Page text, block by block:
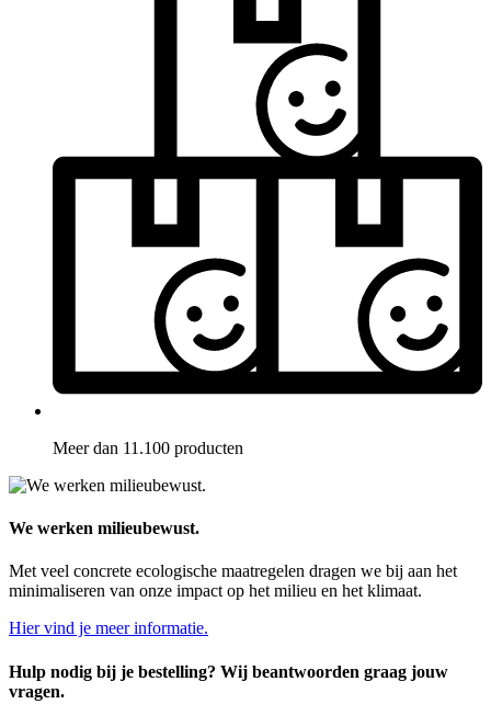
Meer dan 11.100 producten
We werken milieubewust.
Met veel concrete ecologische maatregelen dragen we bij aan het
minimaliseren van onze impact op het milieu en het klimaat.
Hier vind je meer informatie.
Hulp nodig bij je bestelling? Wij beantwoorden graag jouw
vragen.